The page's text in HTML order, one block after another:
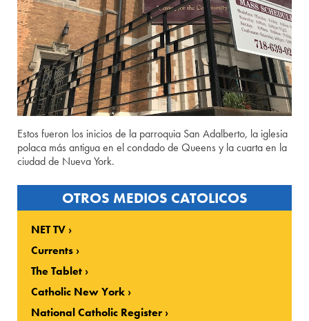
Estos fueron los inicios de la parroquia San Adalberto, la iglesia
polaca más antigua en el condado de Queens y la cuarta en la
ciudad de Nueva York.
OTROS MEDIOS CATOLICOS
NET TV
Currents
The Tablet
Catholic New York
National Catholic Register